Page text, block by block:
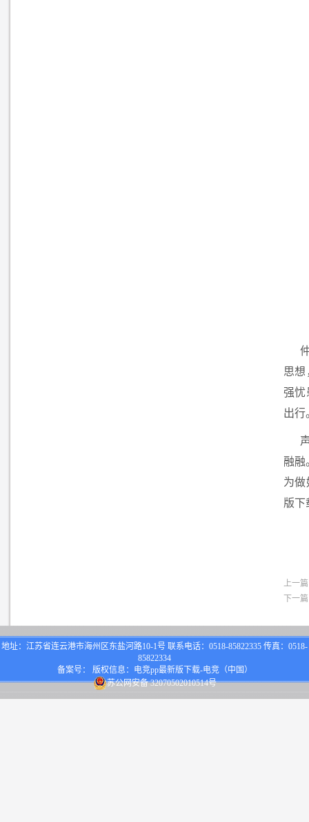
思想
强忧
出行
融融
为做
版下
上一
下一
地址：江苏省连云港市海州区东盐河路10-1号 联系电话：0518-85822335 传真：0518-
85822334
备案号： 版权信息：电竞pp最新版下载-电竞（中国）
苏公网安备 32070502010514号